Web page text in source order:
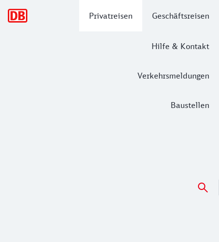
Privatreisen Geschäftsreisen
Hilfe & Kontakt
Verkehrsmeldungen
Baustellen